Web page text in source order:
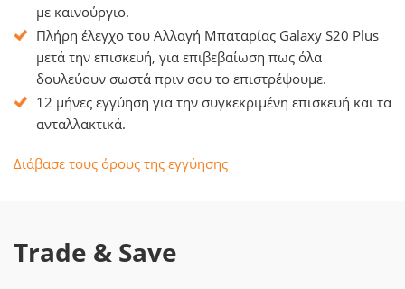
με καινούργιο.
Πλήρη έλεγχο του Αλλαγή Μπαταρίας Galaxy S20 Plus
μετά την επισκευή, για επιβεβαίωση πως όλα
δουλεύουν σωστά πριν σου το επιστρέψουμε.
12 μήνες εγγύηση για την συγκεκριμένη επισκευή και τα
ανταλλακτικά.
Διάβασε τους όρους της εγγύησης
Trade & Save